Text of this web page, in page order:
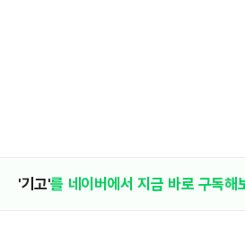
'기고'를 네이버에서 지금 바로 구독해